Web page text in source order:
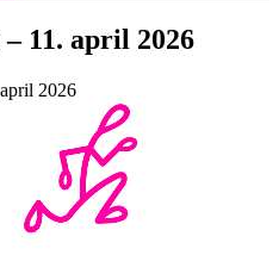
11. april 2026
2026